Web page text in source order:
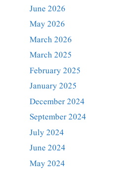
June 2026
May 2026
March 2026
March 2025
February 2025
January 2025
December 2024
September 2024
July 2024
June 2024
May 2024